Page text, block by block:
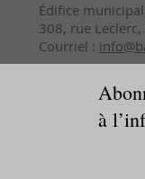
Édifice
308, rue
Courriel :
à